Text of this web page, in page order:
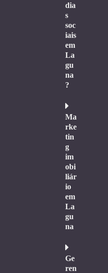
dia
s
soc
iais
em
La
gu
na
?
Ma
rke
tin
g
im
obi
liár
io
em
La
gu
na
Ge
ren